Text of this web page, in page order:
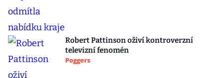
Robert Pattinson oživí kontroverzní
televizní fenomén
Poggers